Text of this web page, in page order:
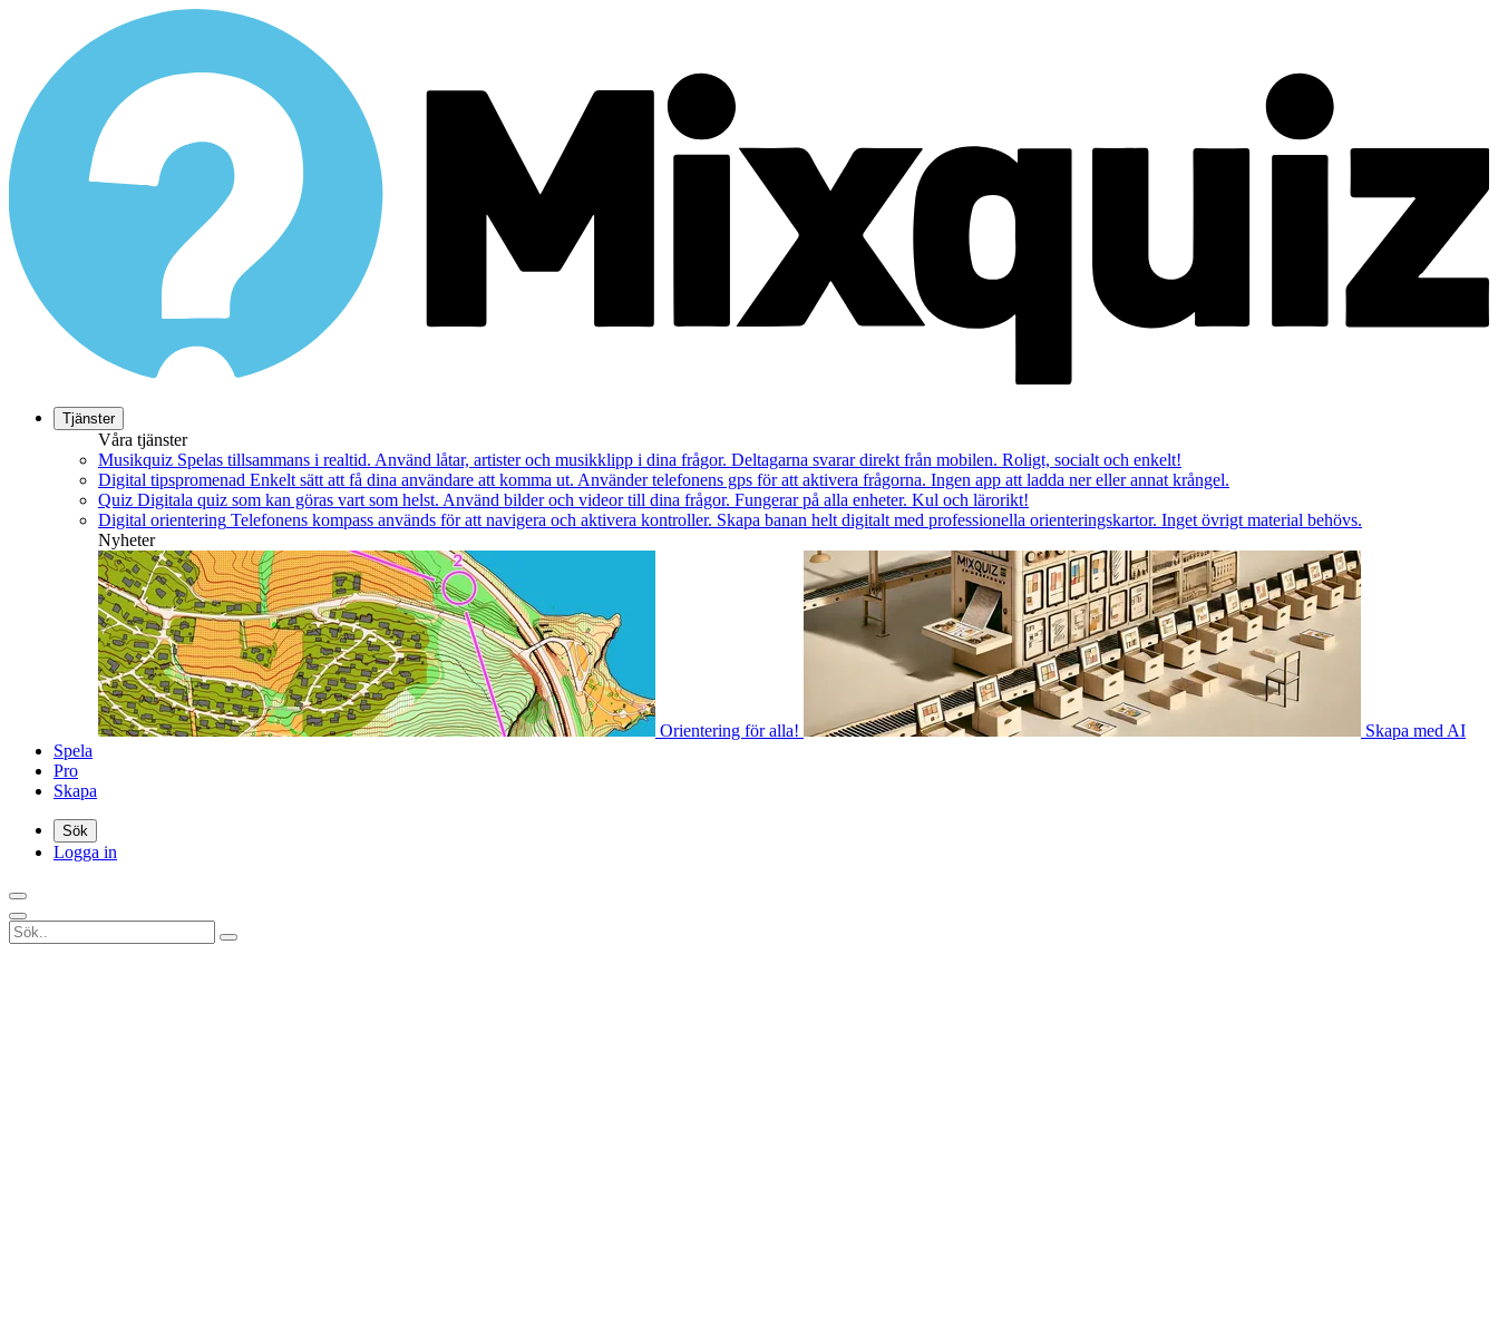
Tjänster
Våra tjänster
Musikquiz Spelas tillsammans i realtid. Använd låtar, artister och musikklipp i dina frågor. Deltagarna svarar direkt från mobilen. Roligt, socialt och enkelt!
Digital tipspromenad Enkelt sätt att få dina användare att komma ut. Använder telefonens gps för att aktivera frågorna. Ingen app att ladda ner eller annat krångel.
Quiz Digitala quiz som kan göras vart som helst. Använd bilder och videor till dina frågor. Fungerar på alla enheter. Kul och lärorikt!
Digital orientering Telefonens kompass används för att navigera och aktivera kontroller. Skapa banan helt digitalt med professionella orienteringskartor. Inget övrigt material behövs.
Nyheter
Orientering för alla!
Skapa med AI
Spela
Pro
Skapa
Sök
Logga in
{{endBannerTitle}}